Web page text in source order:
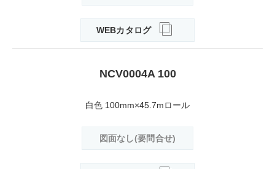
WEBカタログ
NCV0004A 100
白色 100mm×45.7mロール
図面なし(要問合せ)